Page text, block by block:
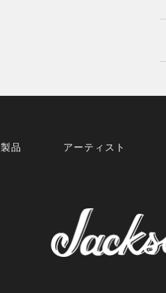
製品 アーティスト